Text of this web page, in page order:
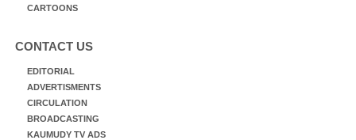
CARTOONS
CONTACT US
EDITORIAL
ADVERTISMENTS
CIRCULATION
BROADCASTING
KAUMUDY TV ADS